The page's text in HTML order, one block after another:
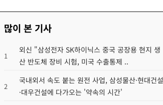
많이 본 기사
1
외신 "삼성전자 SK하이닉스 중국 공장용 현지 생
산 반도체 장비 시험, 미국 수출통제 ..
2
국내외서 속도 붙는 원전 사업, 삼성물산·현대건설
·대우건설에 다가오는 '약속의 시간'